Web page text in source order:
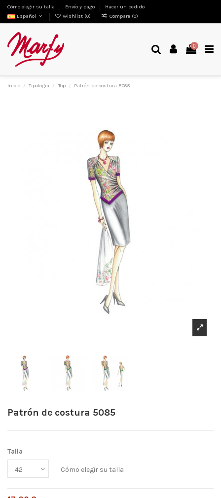
Cómo elegir su talla Envío y pago
Hacer un pedido
Español
Wishlist (0) Compare (0)
0
Inicio Tipologia Top Patrón de costura 5085
Patrón de costura 5085
Talla
Cómo elegir su talla